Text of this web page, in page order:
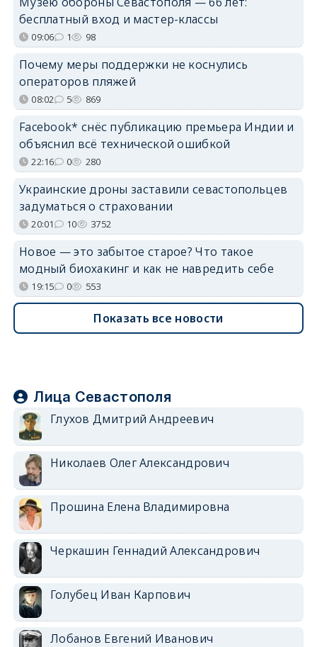
бесплатный вход и мастер-классы
09:06 1 98
Почему меры поддержки не коснулись
операторов пляжей
08:02 5 869
Facebook* снёс публикацию премьера Индии и
объяснил всё технической ошибкой
22:16 0 280
Украинские дроны заставили севастопольцев
задуматься о страховании
20:01 10 3752
Новое — это забытое старое? Что такое
модный биохакинг и как не навредить себе
19:15 0 553
Показать все новости
Лица Севастополя
Глухов Дмитрий Андреевич
Николаев Олег Александрович
Прошина Елена Владимировна
Черкашин Геннадий Александрович
Голубец Иван Карпович
Лобанов Евгений Иванович